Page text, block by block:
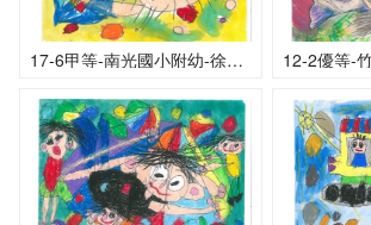
17-6甲等-南光國小附幼-徐○瑋-觀光夜市撈魚趣